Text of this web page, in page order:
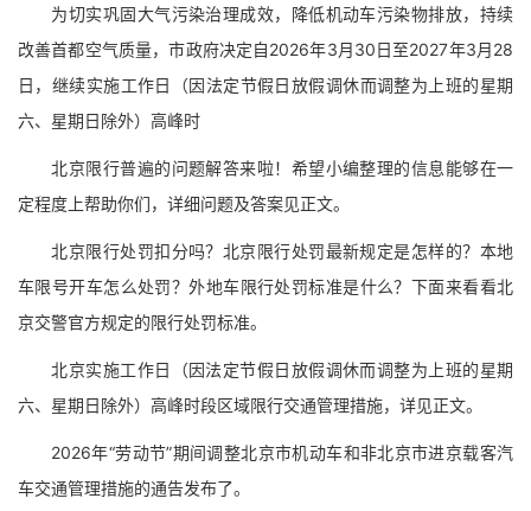
为切实巩固大气污染治理成效，降低机动车污染物排放，持续
改善首都空气质量，市政府决定自2026年3月30日至2027年3月28
日，继续实施工作日（因法定节假日放假调休而调整为上班的星期
六、星期日除外）高峰时
北京限行普遍的问题解答来啦！希望小编整理的信息能够在一
定程度上帮助你们，详细问题及答案见正文。
北京限行处罚扣分吗？北京限行处罚最新规定是怎样的？本地
车限号开车怎么处罚？外地车限行处罚标准是什么？下面来看看北
京交警官方规定的限行处罚标准。
北京实施工作日（因法定节假日放假调休而调整为上班的星期
六、星期日除外）高峰时段区域限行交通管理措施，详见正文。
2026年“劳动节”期间调整北京市机动车和非北京市进京载客汽
车交通管理措施的通告发布了。